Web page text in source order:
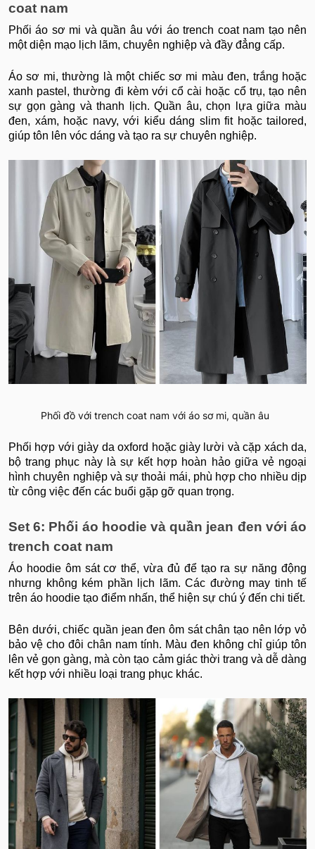
coat nam
Phối áo sơ mi và quần âu với áo trench coat nam tạo nên
một diện mạo lịch lãm, chuyên nghiệp và đầy đẳng cấp.
Áo sơ mi, thường là một chiếc sơ mi màu đen, trắng hoặc
xanh pastel, thường đi kèm với cổ cài hoặc cổ trụ, tạo nên
sự gọn gàng và thanh lịch. Quần âu, chọn lựa giữa màu
đen, xám, hoặc navy, với kiểu dáng slim fit hoặc tailored,
giúp tôn lên vóc dáng và tạo ra sự chuyên nghiệp.
Phối đồ với trench coat nam với áo sơ mi, quần âu
Phối hợp với giày da oxford hoặc giày lười và cặp xách da,
bộ trang phục này là sự kết hợp hoàn hảo giữa vẻ ngoại
hình chuyên nghiệp và sự thoải mái, phù hợp cho nhiều dịp
từ công việc đến các buổi gặp gỡ quan trọng.
Set 6: Phối áo hoodie và quần jean đen với áo
trench coat nam
Áo hoodie ôm sát cơ thể, vừa đủ để tạo ra sự năng động
nhưng không kém phần lịch lãm. Các đường may tinh tế
trên áo hoodie tạo điểm nhấn, thể hiện sự chú ý đến chi tiết.
Bên dưới, chiếc quần jean đen ôm sát chân tạo nên lớp vỏ
bảo vệ cho đôi chân nam tính. Màu đen không chỉ giúp tôn
lên vẻ gọn gàng, mà còn tạo cảm giác thời trang và dễ dàng
kết hợp với nhiều loại trang phục khác.